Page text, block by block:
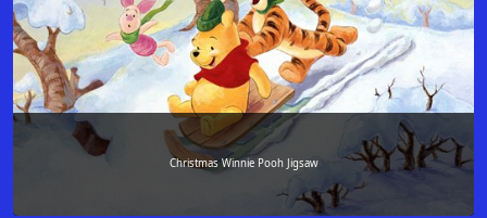
Christmas Winnie Pooh Jigsaw